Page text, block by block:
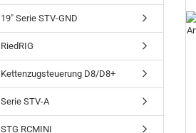
19" Serie STV-GND
RiedRIG
Kettenzugsteuerung D8/D8+
Serie STV-A
STG RCMINI